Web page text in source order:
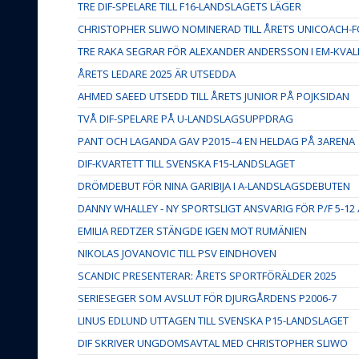
TRE DIF-SPELARE TILL F16-LANDSLAGETS LÄGER
CHRISTOPHER SLIWO NOMINERAD TILL ÅRETS UNICOACH-
TRE RAKA SEGRAR FÖR ALEXANDER ANDERSSON I EM-
ÅRETS LEDARE 2025 ÄR UTSEDDA
AHMED SAEED UTSEDD TILL ÅRETS JUNIOR PÅ POJKSIDAN
TVÅ DIF-SPELARE PÅ U-LANDSLAGSUPPDRAG
PANT OCH LAGANDA GAV P2015–4 EN HELDAG PÅ 3ARENA
DIF-KVARTETT TILL SVENSKA F15-LANDSLAGET
DRÖMDEBUT FÖR NINA GARIBIJA I A-LANDSLAGSDEBUTEN
DANNY WHALLEY - NY SPORTSLIGT ANSVARIG FÖR P/F 5-12
EMILIA REDTZER STÄNGDE IGEN MOT RUMÄNIEN
NIKOLAS JOVANOVIC TILL PSV EINDHOVEN
SCANDIC PRESENTERAR: ÅRETS SPORTFÖRÄLDER 2025
SERIESEGER SOM AVSLUT FÖR DJURGÅRDENS P2006-7
LINUS EDLUND UTTAGEN TILL SVENSKA P15-LANDSLAGET
DIF SKRIVER UNGDOMSAVTAL MED CHRISTOPHER SLIWO